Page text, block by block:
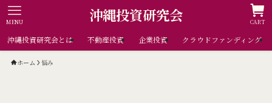
沖縄投資研究会 CART
MENU
沖縄投資研究会とは 不動産投資 企業投資 クラウドファンディング
ホーム 悩み